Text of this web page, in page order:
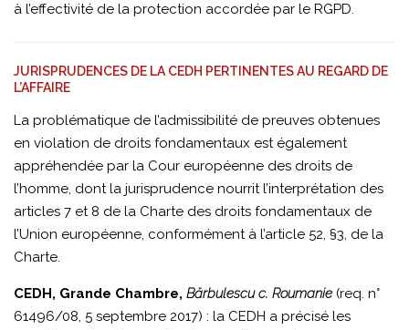
à l’effectivité de la protection accordée par le RGPD.
JURISPRUDENCES DE LA CEDH PERTINENTES AU REGARD DE
L’AFFAIRE
La problématique de l’admissibilité de preuves obtenues
en violation de droits fondamentaux est également
appréhendée par la Cour européenne des droits de
l’homme, dont la jurisprudence nourrit l’interprétation des
articles 7 et 8 de la Charte des droits fondamentaux de
l’Union européenne, conformément à l’article 52, §3, de la
Charte.
CEDH, Grande Chambre, Bărbulescu c. Roumanie (req. n°
61496/08, 5 septembre 2017) : la CEDH a précisé les